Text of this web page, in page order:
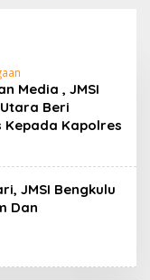
Media , JMSI
Beri
Kepada Kapolres
JMSI Bengkulu
Dan